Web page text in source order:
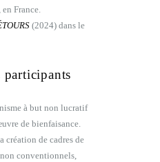
France.
(2024) dans le
participants
à but non lucratif
de bienfaisance.
création de cadres de
conventionnels,